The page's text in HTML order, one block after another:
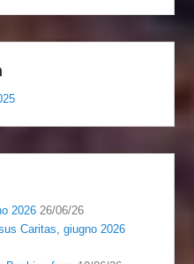
2026 26/06/26
Caritas, giugno 2026